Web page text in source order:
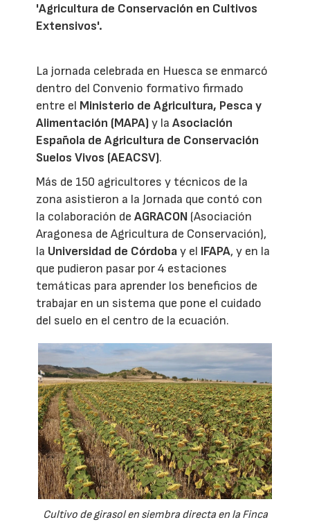
'Agricultura de Conservación en Cultivos
Extensivos'.
La jornada celebrada en Huesca se enmarcó
dentro del Convenio formativo firmado
entre el Ministerio de Agricultura, Pesca y
Alimentación (MAPA)y laAsociación
Española de Agricultura de Conservación
Suelos Vivos (AEACSV).
Más de 150 agricultores y técnicos de la
zona asistieron a la Jornada que contó con
la colaboración deAGRACON (Asociación
Aragonesa de Agricultura de Conservación),
la Universidad de Córdobay el IFAPA, y en la
que pudieron pasar por 4 estaciones
temáticas para aprender los beneficios de
trabajar en un sistema que pone el cuidado
del suelo en el centro de la ecuación.
Cultivo de girasol en siembra directa en la Finca